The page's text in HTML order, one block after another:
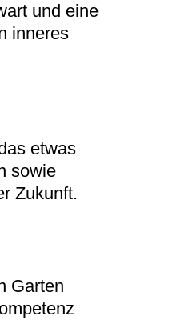
und eine
inneres
etwas
sowie
Zukunft.
Garten